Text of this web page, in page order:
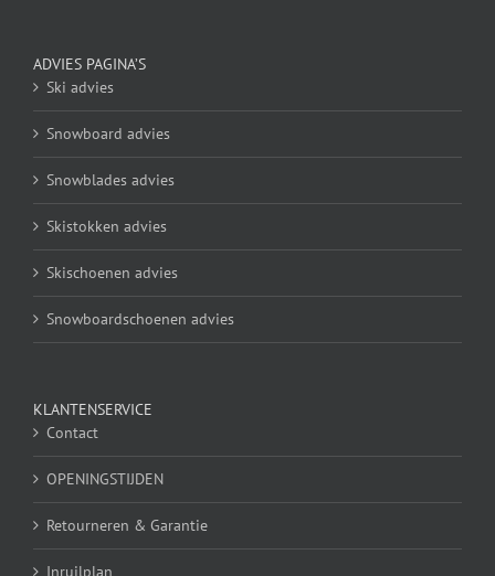
ADVIES PAGINA’S
Ski advies
Snowboard advies
Snowblades advies
Skistokken advies
Skischoenen advies
Snowboardschoenen advies
KLANTENSERVICE
Contact
OPENINGSTIJDEN
Retourneren & Garantie
Inruilplan